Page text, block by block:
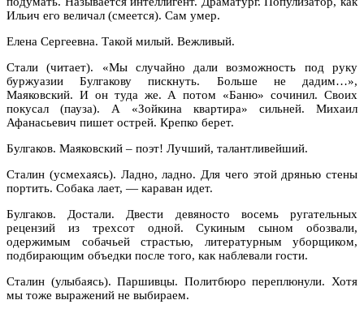
Ильич его величал (смеется). Сам умер.
Елена Сергеевна. Такой милый. Вежливый.
Стали (читает). «Мы случайно дали возможность под руку
буржуазии Булгакову пискнуть. Больше не дадим…»,
Маяковский. И он туда же. А потом «Баню» сочинил. Своих
покусал (пауза). А «Зойкина квартира» сильней. Михаил
Афанасьевич пишет острей. Крепко берет.
Булгаков. Маяковский – поэт! Лучший, талантливейший.
Сталин (усмехаясь). Ладно, ладно. Для чего этой дрянью стены
портить. Собака лает, — караван идет.
Булгаков. Достали. Двести девяносто восемь ругательных
рецензий из трехсот одной. Сукиным сыном обозвали,
одержимым собачьей страстью, литературным уборщиком,
подбирающим объедки после того, как наблевали гости.
Сталин (улыбаясь). Паршивцы. Политбюро переплюнули. Хотя
мы тоже выражений не выбираем.